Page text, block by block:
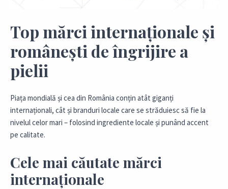
Top mărci internaționale și
românești de îngrijire a
pielii
Piața mondială și cea din România conțin atât giganți
internaționali, cât și branduri locale care se străduiesc să fie la
nivelul celor mari – folosind ingrediente locale și punând accent
pe calitate.
Cele mai căutate mărci
internaționale